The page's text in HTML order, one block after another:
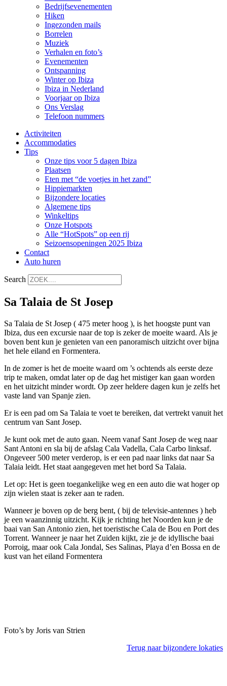
Bedrijfsevenementen
Hiken
Ingezonden mails
Borrelen
Muziek
Verhalen en foto’s
Evenementen
Ontspanning
Winter op Ibiza
Ibiza in Nederland
Voorjaar op Ibiza
Ons Verslag
Telefoon nummers
Activiteiten
Accommodaties
Tips
Onze tips voor 5 dagen Ibiza
Plaatsen
Eten met “de voetjes in het zand”
Hippiemarkten
Bijzondere locaties
Algemene tips
Winkeltips
Onze Hotspots
Alle “HotSpots” op een rij
Seizoensopeningen 2025 Ibiza
Contact
Auto huren
Search
Sa Talaia de St Josep
Sa Talaia de St Josep ( 475 meter hoog ), is het hoogste punt van
Ibiza, dus een excursie naar de top is zeker de moeite waard. Als je
boven bent kun je genieten van een panoramisch uitzicht over bijna
het hele eiland en Formentera.
In de zomer is het de moeite waard om ’s ochtends als eerste deze
trip te maken, omdat later op de dag het mistiger kan gaan worden
en het uitzicht minder wordt. Op zeer heldere dagen kun je zelfs het
vaste land van Spanje zien.
Er is een pad om Sa Talaia te voet te bereiken, dat vertrekt vanuit het
centrum van Sant Josep.
Je kunt ook met de auto gaan. Neem vanaf Sant Josep de weg naar
Sant Antoni en sla bij de afslag Cala Vadella, Cala Carbo linksaf.
Ongeveer 500 meter verderop, is er een pad naar links dat naar Sa
Talaia leidt. Het staat aangegeven met het bord Sa Talaia.
Let op: Het is geen toegankelijke weg en een auto die wat hoger op
zijn wielen staat is zeker aan te raden.
Wanneer je boven op de berg bent, ( bij de televisie-antennes ) heb
je een waanzinnig uitzicht. Kijk je richting het Noorden kun je de
baai van San Antonio zien, het toeristische Cala de Bou en Port des
Torrent. Wanneer je naar het Zuiden kijkt, zie je de idyllische baai
Porroig, maar ook Cala Jondal, Ses Salinas, Playa d’en Bossa en de
kust van het eiland Formentera
Foto’s by Joris van Strien
Terug naar bijzondere lokaties